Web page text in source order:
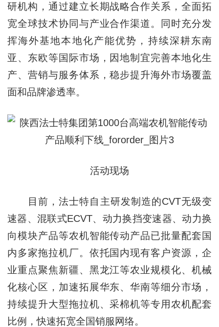
研机构，通过建立长期战略合作关系，全面拓
宽全球技术协同与产业合作渠道。同时充分发
挥海外基地本地化产能优势，持续深耕东南
亚、东欧等国际市场，因地制宜完善本地化生
产、营销与服务体系，稳步提升海外市场覆盖
面和品牌渗透率。
活动现场
目前，法士特自主研发制造的CVT无级变
速器、混联式ECVT、动力换挡变速器、动力换
向模块产品等农机智能传动产品已批量配套国
内多家拖拉机厂。依托国内现有客户资源，企
业重点聚焦新疆、黑龙江等农业规模化、机械
化核心区，加速拓展华东、华南等细分市场，
持续提升大型拖拉机、采棉机等专用农机配套
比例，快速拓宽全国销服网络。